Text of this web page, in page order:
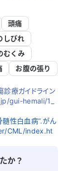
頭痛
しびれ
むくみ
お腹の張り
療ガイドライン
gui-hemali/1_
性白血病”.がん
CML/index.ht
か？